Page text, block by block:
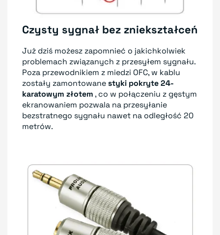
Czysty sygnał bez zniekształceń
Już dziś możesz zapomnieć o jakichkolwiek
problemach związanych z przesyłem sygnału.
Poza przewodnikiem z miedzi OFC, w kablu
zostały zamontowanestyki pokryte 24-
karatowym złotem , co w połączeniu z gęstym
ekranowaniem pozwala na przesyłanie
bezstratnego sygnału nawet na odległość 20
metrów.